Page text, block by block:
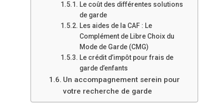
Le coût des différentes solutions
de garde
Les aides de la CAF : Le
Complément de Libre Choix du
Mode de Garde (CMG)
Le crédit d’impôt pour frais de
garde d’enfants
Un accompagnement serein pour
votre recherche de garde